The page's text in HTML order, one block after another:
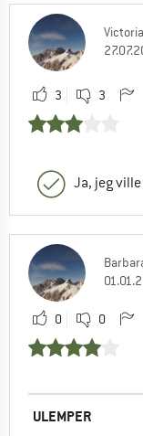
Victoria
3 3
Ja, jeg
0 0
ULEMPER